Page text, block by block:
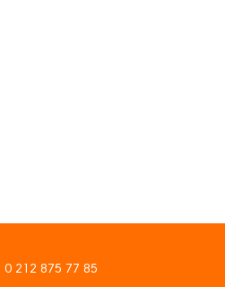
0 212 875 77 85